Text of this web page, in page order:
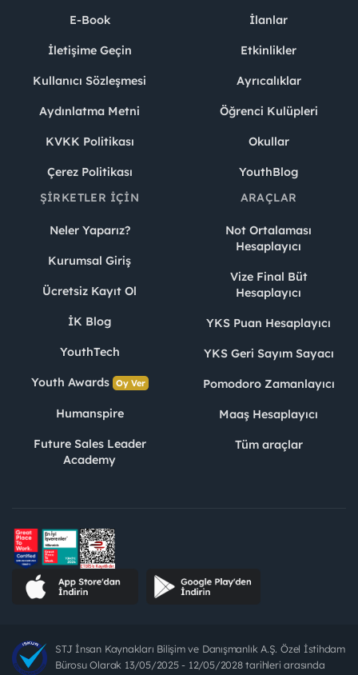
E-Book
İletişime Geçin
Kullanıcı Sözleşmesi
Aydınlatma Metni
KVKK Politikası
Çerez Politikası
İlanlar
Etkinlikler
Ayrıcalıklar
Öğrenci Kulüpleri
Okullar
YouthBlog
ŞIRKETLER İÇIN
Neler Yaparız?
Kurumsal Giriş
Ücretsiz Kayıt Ol
İK Blog
YouthTech
Youth Awards Oy Ver
Humanspire
Future Sales Leader
Academy
ARAÇLAR
Not Ortalaması
Hesaplayıcı
Vize Final Büt
Hesaplayıcı
YKS Puan Hesaplayıcı
YKS Geri Sayım Sayacı
Pomodoro Zamanlayıcı
Maaş Hesaplayıcı
Tüm araçlar
STJ İnsan Kaynakları Bilişim ve Danışmanlık A.Ş. Özel İstihdam
Bürosu Olarak 13/05/2025 - 12/05/2028 tarihleri arasında